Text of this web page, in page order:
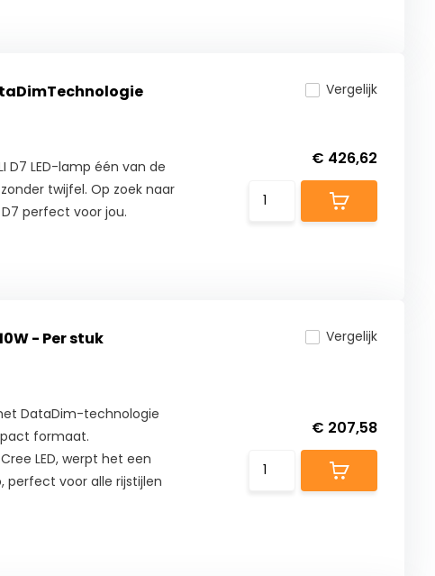
D7 LED-lamp één van de
twijfel. Op zoek naar
perfect voor jou.
Vergelijk
€ 426,62
- Per stuk
DataDim-technologie
formaat.
LED, werpt het een
perfect voor alle rijstijlen
Vergelijk
€ 207,58